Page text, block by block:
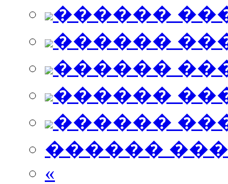
������
������
������
������
������
������
«